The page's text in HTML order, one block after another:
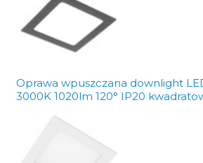
Oprawa wpuszczana downlight
3000K 1020lm 120° IP20